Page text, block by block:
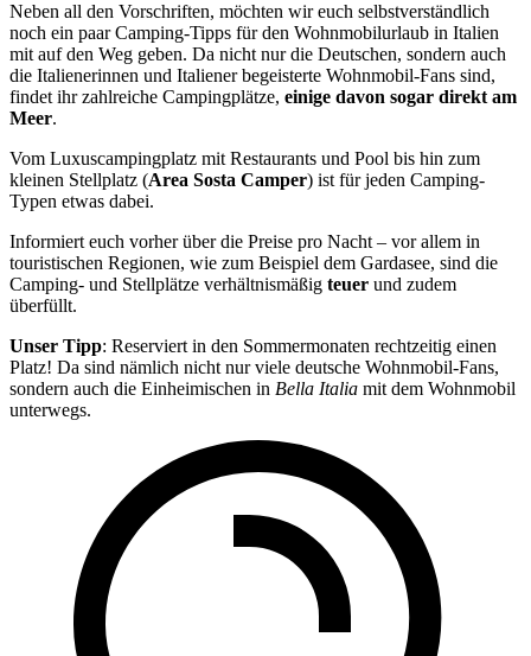
Neben all den Vorschriften, möchten wir euch selbstverständlich
noch ein paar Camping-Tipps für den Wohnmobilurlaub in Italien
mit auf den Weg geben. Da nicht nur die Deutschen, sondern auch
die Italienerinnen und Italiener begeisterte Wohnmobil-Fans sind,
findet ihr zahlreiche Campingplätze, einige davon sogar direkt am
Meer.
Vom Luxuscampingplatz mit Restaurants und Pool bis hin zum
kleinen Stellplatz (Area Sosta Camper) ist für jeden Camping-
Typen etwas dabei.
Informiert euch vorher über die Preise pro Nacht – vor allem in
touristischen Regionen, wie zum Beispiel dem Gardasee, sind die
Camping- und Stellplätze verhältnismäßig teuer und zudem
überfüllt.
Unser Tipp: Reserviert in den Sommermonaten rechtzeitig einen
Platz! Da sind nämlich nicht nur viele deutsche Wohnmobil-Fans,
sondern auch die Einheimischen in Bella Italia mit dem Wohnmobil
unterwegs.